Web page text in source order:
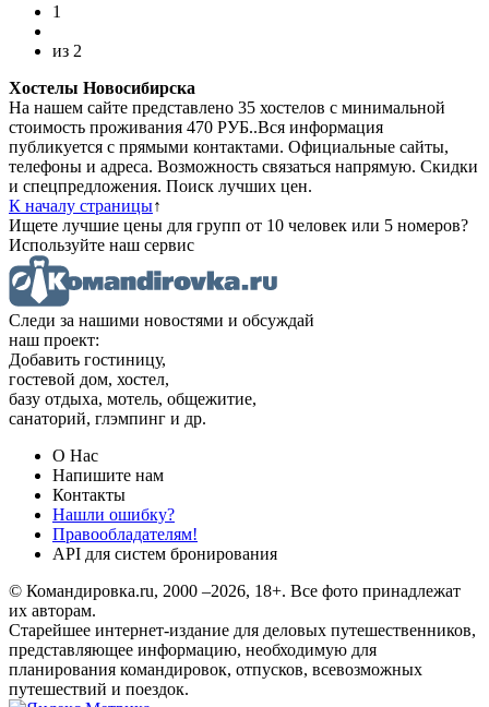
1
из 2
Хостелы Новосибирска
На нашем сайте представлено 35 хостелов с минимальной
стоимость проживания 470 РУБ..Вся информация
публикуется с прямыми контактами. Официальные сайты,
телефоны и адреса. Возможность связаться напрямую. Скидки
и спецпредложения. Поиск лучших цен.
К началу страницы↑
Ищете лучшие цены для групп от 10 человек или 5 номеров?
Используйте наш сервис
Следи за нашими новостями и обсуждай
наш проект:
Добавить гостиницу,
гостевой дом, хостел,
базу отдыха, мотель, общежитие,
санаторий, глэмпинг и др.
О Нас
Напишите нам
Контакты
Нашли ошибку?
Правообладателям!
API для систем бронирования
© Командировка.ru, 2000 –2026, 18+. Все фото принадлежат
их авторам.
Старейшее интернет-издание для деловых путешественников,
представляющее информацию, необходимую для
планирования командировок, отпусков, всевозможных
путешествий и поездок.